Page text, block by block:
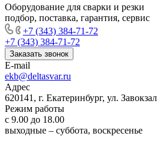
Оборудование для сварки и резки
подбор, поставка, гарантия, сервис
+7 (343) 384-71-72
+7 (343) 384-71-72
Заказать звонок
E-mail
ekb@deltasvar.ru
Адрес
620141, г. Екатеринбург, ул.
Режим работы
с 9.00 до 18.00
выходные – суббота, воскресенье